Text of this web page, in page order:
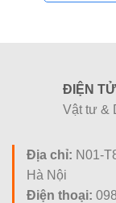
1. Thiết
Các sản phẩm
Phong phân
độ hoàn thiện cao
ĐIỆN
Vật tư &
Địa chỉ: N01-
Hà Nội
Điện thoại: